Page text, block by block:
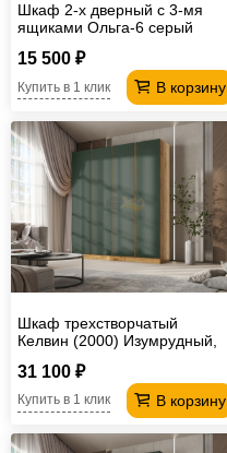
Шкаф 2-х дверный с 3-мя
ящиками Ольга-6 серый
15 500 ₽
В корзину
Купить в 1 клик
Шкаф трехстворчатый
Келвин (2000) Изумрудный,
31 100 ₽
В корзину
Купить в 1 клик